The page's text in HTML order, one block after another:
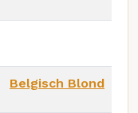
Belgisch Blond